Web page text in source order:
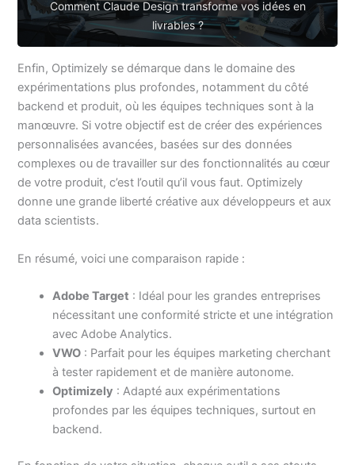
Comment Claude Design transforme vos idées en
livrables ?
Enfin, Optimizely se démarque dans le domaine des
expérimentations plus profondes, notamment du côté
backend et produit, où les équipes techniques sont à la
manœuvre. Si votre objectif est de créer des expériences
personnalisées avancées, basées sur des données
complexes ou de travailler sur des fonctionnalités au cœur
de votre produit, c’est l’outil qu’il vous faut. Optimizely
donne une grande liberté créative aux développeurs et aux
data scientists.
En résumé, voici une comparaison rapide :
Adobe Target : Idéal pour les grandes entreprises
nécessitant une conformité stricte et une intégration
avec Adobe Analytics.
VWO : Parfait pour les équipes marketing cherchant
à tester rapidement et de manière autonome.
Optimizely : Adapté aux expérimentations
profondes par les équipes techniques, surtout en
backend.